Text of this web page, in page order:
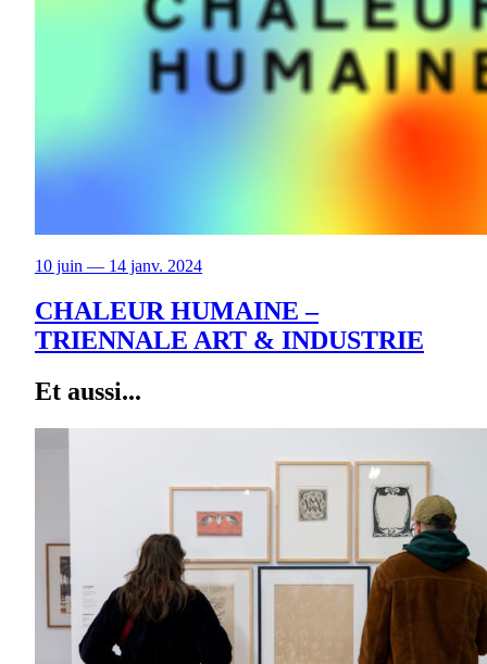
10 juin — 14 janv. 2024
CHALEUR HUMAINE –
TRIENNALE ART & INDUSTRIE
Et aussi...